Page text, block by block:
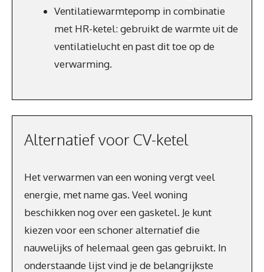
Ventilatiewarmtepomp in combinatie
met HR-ketel: gebruikt de warmte uit de
ventilatielucht en past dit toe op de
verwarming.
Alternatief voor CV-ketel
Het verwarmen van een woning vergt veel
energie, met name gas. Veel woning
beschikken nog over een gasketel. Je kunt
kiezen voor een schoner alternatief die
nauwelijks of helemaal geen gas gebruikt. In
onderstaande lijst vind je de belangrijkste